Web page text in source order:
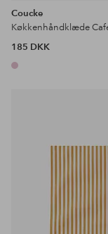
Coucke
185 DKK